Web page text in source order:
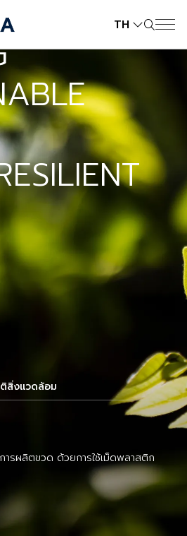
TH
สิ่งแวดล้อม
ารผลิตขวด ด้วยการใช้เม็ดพลาสติก
ธิมนุษยชนอย่างรอบด้านของบริษัท
ระดับ “ดีเลิศ”